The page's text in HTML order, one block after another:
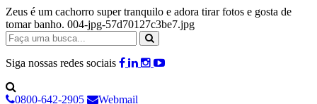
Zeus é um cachorro super tranquilo e adora tirar fotos e gosta de
tomar banho. 004-jpg-57d70127c3be7.jpg
Siga nossas redes sociais
0800-642-2905 Webmail